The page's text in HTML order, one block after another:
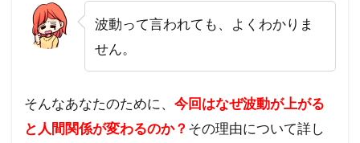
波動って言われても、よくわかりま
せん。
そんなあなたのために、 今回はなぜ波動が上がる
と人間関係が変わるのか？ その理由について詳し